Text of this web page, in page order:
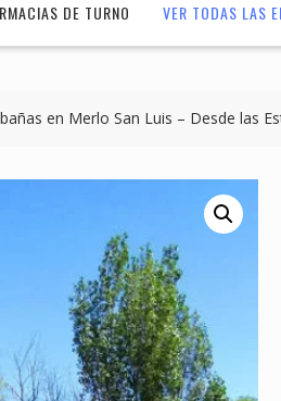
DE TURNO VER TODAS LAS
en Merlo San Luis – Desde las